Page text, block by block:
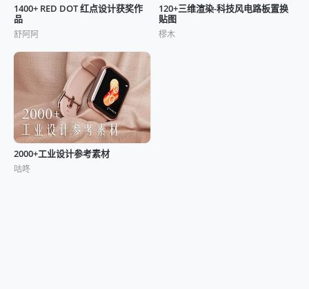
1400+ RED DOT 红点设计获奖作
品
舒阿阿
120+三维渲染-科技风电路板置换
贴图
樛木
2000+工业设计参考素材
咕咚